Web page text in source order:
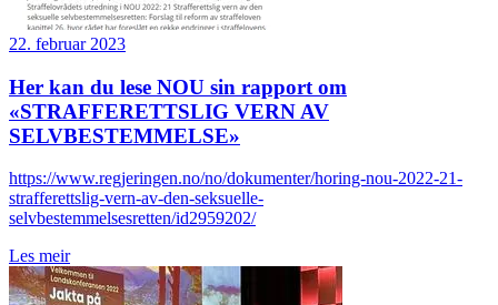
22. februar 2023
Her kan du lese NOU sin rapport om
«STRAFFERETTSLIG VERN AV
SELVBESTEMMELSE»
https://www.regjeringen.no/no/dokumenter/horing-nou-2022-21-
strafferettslig-vern-av-den-seksuelle-
selvbestemmelsesretten/id2959202/
Les meir